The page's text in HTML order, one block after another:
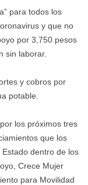
para todos los
y que no
por 3,750 pesos
sin laborar.
y cobros por
potable.
los próximos tres
que los
dentro de los
Crece Mujer
para Movilidad